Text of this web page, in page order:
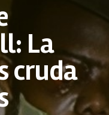
La
cruda